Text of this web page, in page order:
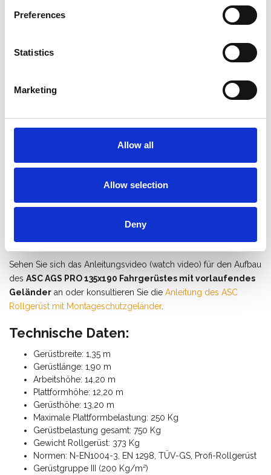
Preferences
Statistics
Marketing
Allow all
Allow selection
Deny
Das ASC Fahrgerüst mit Montageschutzgeländer ist für
Arbeiten im
geeignet.
ausgestattet,
die bis zu 25 cm höhenverstellbar sind.
ausgestattet.
Schneller Auf- und Abbau durch den
innovativen
Das ASC Profi-Gerüst ist mit einem
Materialien oder Werkzeuge von die Plattform fallen.
können Sie dieses Rollgerüst
mit einer Breite von 135 cm auf eine Arbeitshöhe von 14
Wie baue ich ein Fahrgerüst mit
Montageschutzgeländer auf?
Sehen Sie sich das Anleitungsvideo (watch video) für den Aufbau
des ASC AGS PRO 135x190 Fahrgerüstes mit vorlaufendes
Geländer an oder konsultieren Sie die Anleitung des ASC
Rollgerüst mit Montageschutzgeländer.
Technische Daten:
Gerüstbreite: 1,35 m
Gerüstlänge: 1,90 m
Arbeitshöhe: 14,20 m
Plattformhöhe: 12,20 m
Gerüsthöhe: 13,20 m
Maximale Plattformbelastung: 250 Kg
Gerüstbelastung gesamt: 750 Kg
Gewicht Rollgerüst: 373 Kg
Normen: N-EN1004-3, EN 1298, TÜV-GS, Profi-Rollgerüst
Gerüstgruppe III (200 Kg/m²)